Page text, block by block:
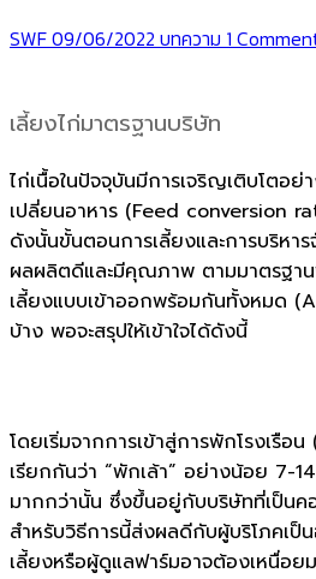
SWF09/06/2022 บทความ 1
เลี้ยงไก่มาตรฐานบริษัท
ไก่เนื้อในปัจจุบันมีการเจริญเติบโตอย่
เปลี่ยนอาหาร (Feed conversion
ดังนั้นขั้นตอนการเลี้ยงและการบริหาร
ผลผลิตดีและมีคุณภาพ ตามมาตรฐา
เลี้ยงแบบเข้าออกพร้อมกันทั้งหมด
บ้าง พอจะสรุปให้เข้าใจได้ดังนี้
โดยเริ่มจากการเข้าสู่การพักโรงเรือ
เรียกกันว่า “พักเล้า” อย่างน้อย 7-14
มากกว่านั้น ซึ่งขึ้นอยู่กับบริษัทที่เป็นค
สำหรับวิธีการนี้ส่งผลดีกับผู้บริโภคเป็
เลี้ยงหรือผู้ดูแลฟาร์มอาจต้องเหนื่อย